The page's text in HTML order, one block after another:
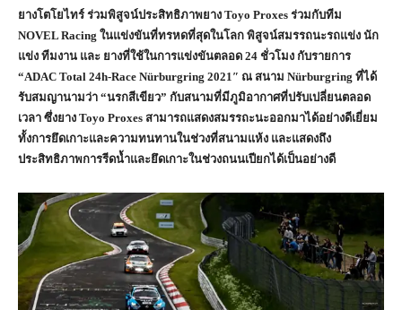
ยางโตโยไทร์ ร่วมพิสูจน์ประสิทธิภาพยาง Toyo Proxes ร่วมกับทีม
NOVEL Racing ในแข่งขันที่ทรหดที่สุดในโลก พิสูจน์สมรรถนะรถแข่ง นัก
แข่ง ทีมงาน และ ยางที่ใช้ในการแข่งขันตลอด 24 ชั่วโมง กับรายการ
“ADAC Total 24h-Race Nürburgring 2021″ ณ สนาม Nürburgring ที่ได้
รับสมญานามว่า “นรกสีเขียว” กับสนามที่มีภูมิอากาศที่ปรับเปลี่ยนตลอด
เวลา ซึ่งยาง Toyo Proxes สามารถแสดงสมรรถะนะออกมาได้อย่างดีเยี่ยม
ทั้งการยึดเกาะและความทนทานในช่วงที่สนามแห้ง และแสดงถึง
ประสิทธิภาพการรีดน้ำและยึดเกาะในช่วงถนนเปียกได้เป็นอย่างดี